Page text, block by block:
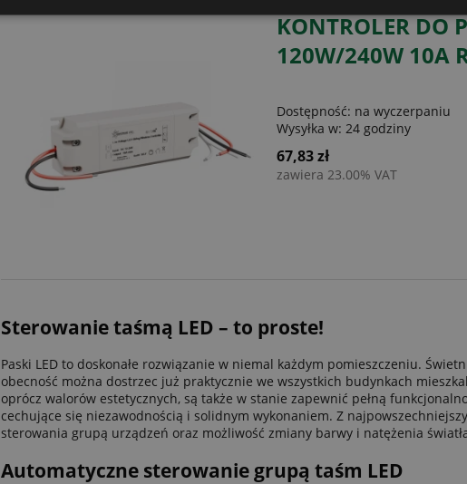
KONTROLER DO
120W/240W 10A
Dostępność: na wyczerpaniu
Wysyłka w: 24 godziny
67,83 zł
zawiera 23.00% VAT
Sterowanie taśmą LED – to proste!
Paski LED to doskonałe rozwiązanie w niemal każdym pomieszczeniu.
obecność można dostrzec już praktycznie we wszystkich budynkach
oprócz walorów estetycznych, są także w stanie zapewnić pełną
cechujące się niezawodnością i solidnym wykonaniem. Z
sterowania grupą urządzeń oraz możliwość zmiany barwy i natężenia
Automatyczne sterowanie grupą taśm LED